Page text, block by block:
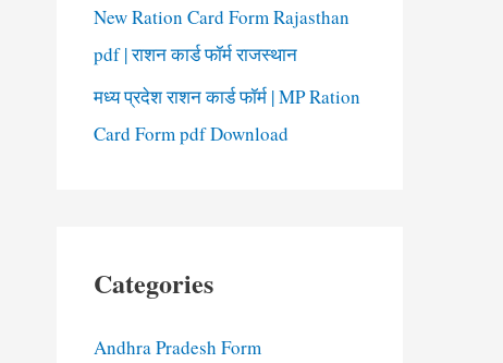
New Ration Card Form Rajasthan
pdf | राशन कार्ड फॉर्म राजस्थान
मध्य प्रदेश राशन कार्ड फॉर्म | MP Ration
Card Form pdf Download
Categories
Andhra Pradesh Form